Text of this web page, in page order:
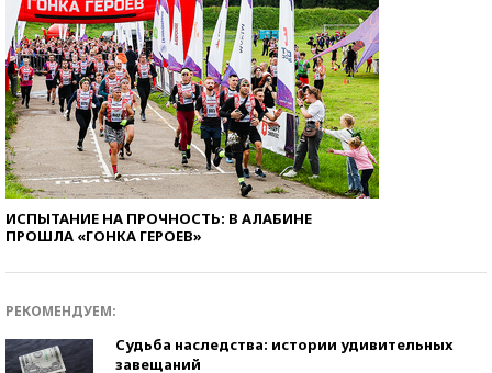
ИСПЫТАНИЕ НА ПРОЧНОСТЬ: В АЛАБИНЕ
ПРОШЛА «ГОНКА ГЕРОЕВ»
РЕКОМЕНДУЕМ:
Судьба наследства: истории удивительных
завещаний